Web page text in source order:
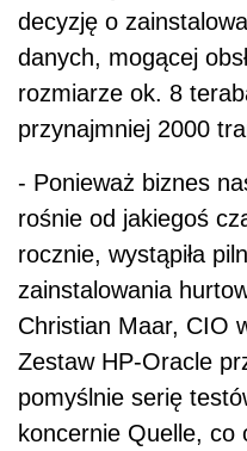
decyzję o
danych, mogącej
rozmiarze ok. 8
przynajmniej 2000
- Ponieważ biznes
rośnie od jakiegoś
rocznie, wystąpiła
zainstalowania
Christian Maar, CIO
Zestaw HP-Oracle
pomyślnie serię
koncernie Quelle, co